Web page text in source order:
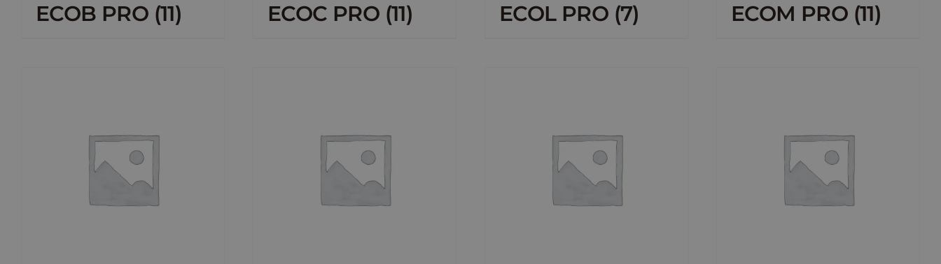
ECOB PRO (11) ECOC PRO (11) ECOL PRO (7) ECOM PRO (11)